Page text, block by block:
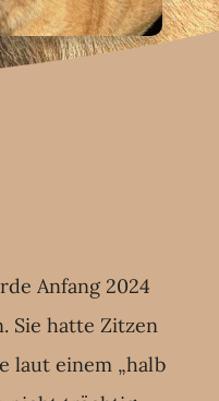
Anfang 2024
Sie hatte Zitzen
laut einem „halb